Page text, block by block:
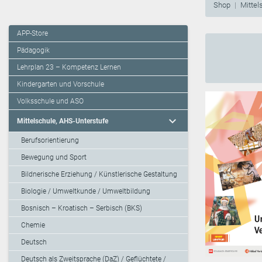
Shop
APP-Store
Pädagogik
Lehrplan 23 – Kompetenz Lernen
Kindergarten und Vorschule
Volksschule und ASO
Mittelschule, AHS-Unterstufe expand_more
Berufsorientierung
Bewegung und Sport
Bildnerische Erziehung / Künstlerische Gestaltung
Biologie / Umweltkunde / Umweltbildung
Bosnisch – Kroatisch – Serbisch (BKS)
Chemie
Deutsch
Deutsch als Zweitsprache (DaZ) / Geflüchtete /